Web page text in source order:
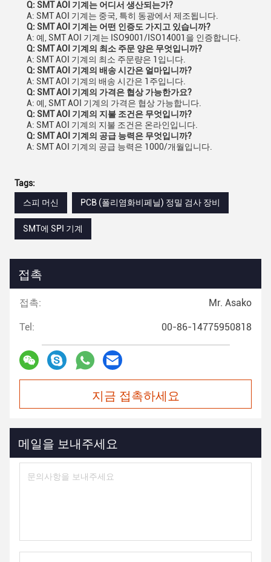
Q: SMT AOI 기계는 어디서 생산되는가?
A: SMT AOI 기계는 중국, 특히 동광에서 제조됩니다.
Q: SMT AOI 기계는 어떤 인증도 가지고 있습니까?
A: 예, SMT AOI 기계는 ISO9001/ISO14001을 인증합니다.
Q: SMT AOI 기계의 최소 주문 양은 무엇입니까?
A: SMT AOI 기계의 최소 주문량은 1입니다.
Q: SMT AOI 기계의 배송 시간은 얼마입니까?
A: SMT AOI 기계의 배송 시간은 1주입니다.
Q: SMT AOI 기계의 가격은 협상 가능한가요?
A: 예, SMT AOI 기계의 가격은 협상 가능합니다.
Q: SMT AOI 기계의 지불 조건은 무엇입니까?
A: SMT AOI 기계의 지불 조건은 온라인입니다.
Q: SMT AOI 기계의 공급 능력은 무엇입니까?
A: SMT AOI 기계의 공급 능력은 1000/개월입니다.
Tags:
스피 머신
PCB (폴리염화비페닐) 정밀 검사 장비
SMT에 SPI 기계
접촉
접촉: Mr. Asako
Tel: 00-86-14775950818
지금 접촉하세요
메일을 보내주세요